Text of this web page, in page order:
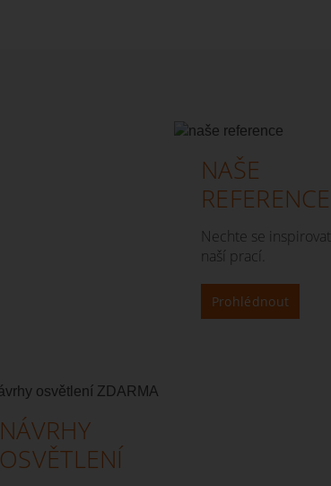
NAŠE
REFERENCE
Nechte se inspirovat
naší prací.
Prohlédnout
NÁVRHY
OSVĚTLENÍ